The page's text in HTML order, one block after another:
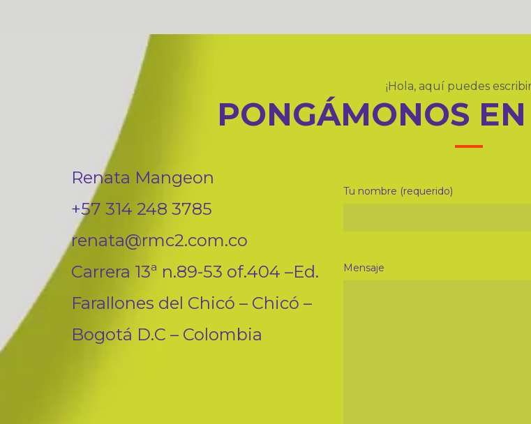
¡Hola, aquí puedes
PONGÁMONOS
Renata Mangeon
+57 314 248 3785
renata@rmc2.com.co
Carrera 13ª n.89-53 of.404 –Ed.
Farallones del Chicó – Chicó –
Bogotá D.C – Colombia
Tu nombre (requerido)
Mensaje